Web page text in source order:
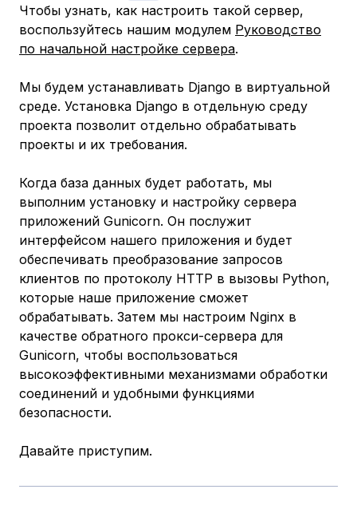
Чтобы узнать, как настроить такой сервер,
воспользуйтесь нашим модулем Руководство
по начальной настройке сервера.
Мы будем устанавливать Django в виртуальной
среде. Установка Django в отдельную среду
проекта позволит отдельно обрабатывать
проекты и их требования.
Когда база данных будет работать, мы
выполним установку и настройку сервера
приложений Gunicorn. Он послужит
интерфейсом нашего приложения и будет
обеспечивать преобразование запросов
клиентов по протоколу HTTP в вызовы Python,
которые наше приложение сможет
обрабатывать. Затем мы настроим Nginx в
качестве обратного прокси-сервера для
Gunicorn, чтобы воспользоваться
высокоэффективными механизмами обработки
соединений и удобными функциями
безопасности.
Давайте приступим.